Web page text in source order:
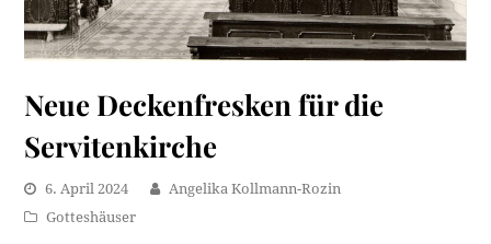
Neue Deckenfresken für die
Servitenkirche
6. April 2024
Angelika Kollmann-Rozin
Gotteshäuser